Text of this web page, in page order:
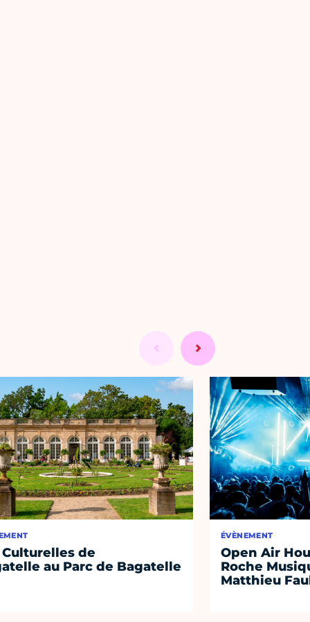
Culturelles de
au Parc de Bagatelle
ÉVÈNEMENT
Open Air
Roche
Matthieu